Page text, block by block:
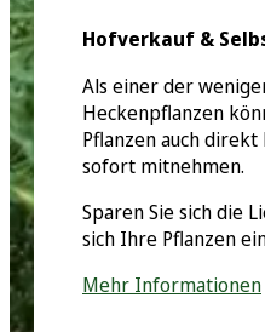
Hofverkauf &
Als einer der
Heckenpflanzen
Pflanzen auch direkt
sofort mitnehmen.
Sparen Sie sich die
sich Ihre Pflanzen
Mehr Informationen